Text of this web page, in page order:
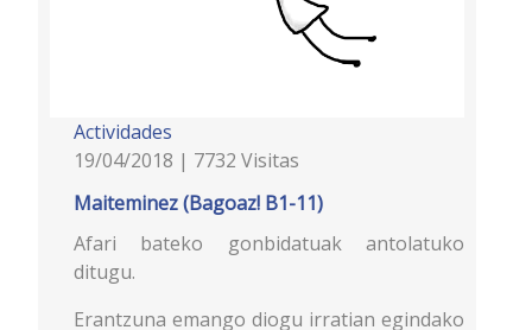
Actividades
19/04/2018 | 7732 Visitas
Maiteminez (Bagoaz! B1-11)
Afari bateko gonbidatuak antolatuko
ditugu.
Erantzuna emango diogu irratian egindako